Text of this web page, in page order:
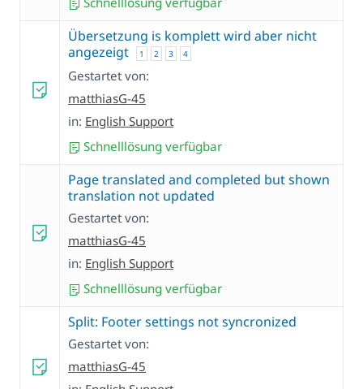
Übersetzung is komplett wird aber nicht
angezeigt
1 2 3 4
Gestartet von:
matthiasG-45
in: English Support
Schnelllösung verfügbar
Page translated and completed but shown
translation not updated
Gestartet von:
matthiasG-45
in: English Support
Schnelllösung verfügbar
Split: Footer settings not syncronized
Gestartet von:
matthiasG-45